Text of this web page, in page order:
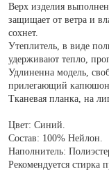
Верх изделия
защищает от ветра и
сохнет.
Утеплитель, в виде
удерживают тепло,
Удлиненна модель,
прилегающий
Тканевая планка, на
Цвет: Синий.
Состав: 100% Нейлон.
Наполнитель:
Рекомендуется стирка